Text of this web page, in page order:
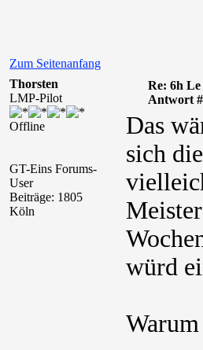
Zum Seitenanfang
Thorsten
LMP-Pilot
Offline
GT-Eins Forums-
User
Beiträge: 1805
Köln
Re: 6h Le
Antwort
Das
sich
würd